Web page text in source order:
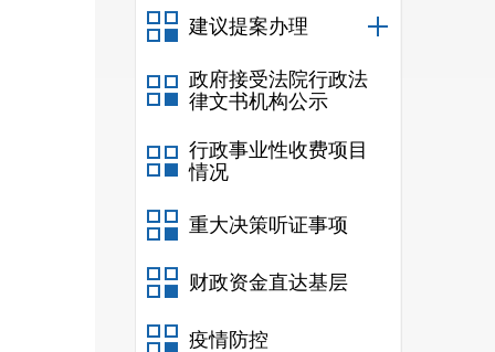
建议提案办理
政府接受法院行政法
律文书机构公示
行政事业性收费项目
情况
重大决策听证事项
财政资金直达基层
疫情防控